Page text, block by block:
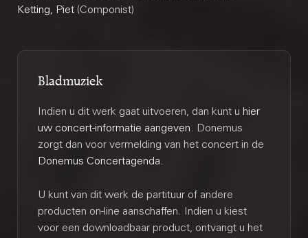
Ketting, Piet(Componist)
Bladmuziek
Indien u dit werk gaat uitvoeren, dan kunt u hier
uw concert-informatie aangeven. Donemus
zorgt dan voor vermelding van het concert in de
Donemus Concertagenda.
U kunt van dit werk de partituur of andere
producten on-line aanschaffen. Indien u kiest
voor een downloadbaar product, ontvangt u het